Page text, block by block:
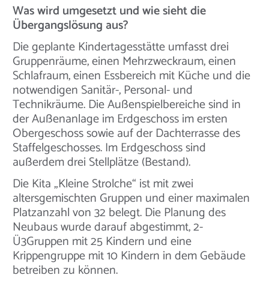
Was wird umgesetzt und wie sieht die
Übergangslösung aus?
Die geplante Kindertagesstätte umfasst drei
Gruppenräume, einen Mehrzweckraum, einen
Schlafraum, einen Essbereich mit Küche und die
notwendigen Sanitär-, Personal- und
Technikräume. Die Außenspielbereiche sind in
der Außenanlage im Erdgeschoss im ersten
Obergeschoss sowie auf der Dachterrasse des
Staffelgeschosses. Im Erdgeschoss sind
außerdem drei Stellplätze (Bestand).
Die Kita „Kleine Strolche“ ist mit zwei
altersgemischten Gruppen und einer maximalen
Platzanzahl von 32 belegt. Die Planung des
Neubaus wurde darauf abgestimmt, 2-
Ü3Gruppen mit 25 Kindern und eine
Krippengruppe mit 10 Kindern in dem Gebäude
betreiben zu können.